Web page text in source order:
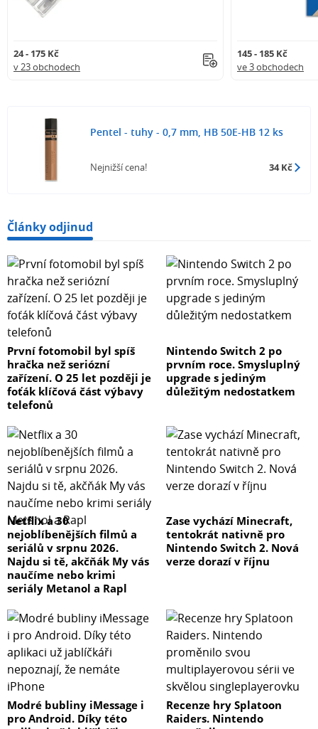
24 - 175 Kč
v 23 obchodech
145 - 185 Kč
ve 3 obchodech
Pentel - tuhy - 0,7 mm, HB 50E-HB 12 ks
Nejnižší cena! 34 Kč
Články odjinud
První fotomobil byl spíš
hračka než seriózní
zařízení. O 25 let později je
foťák klíčová část výbavy
telefonů
Nintendo Switch 2 po
prvním roce. Smysluplný
upgrade s jediným
důležitým nedostatkem
Netflix a 30
nejoblíbenějších filmů a
seriálů v srpnu 2026.
Najdu si tě, akčňák My vás
naučíme nebo krimi
seriály Metanol a Rapl
Zase vychází Minecraft,
tentokrát nativně pro
Nintendo Switch 2. Nová
verze dorazí v říjnu
Modré bubliny iMessage i
pro Android. Díky této
Recenze hry Splatoon
Raiders. Nintendo